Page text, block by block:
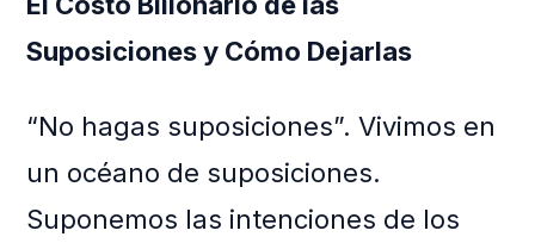
Suposiciones y Cómo Dejarlas
“No hagas suposiciones”. Vivimos en
un océano de suposiciones.
Suponemos las intenciones de los